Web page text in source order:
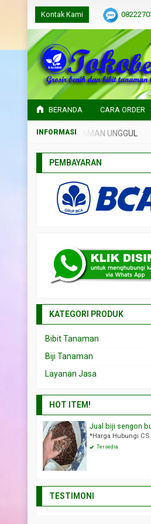
Kontak Kami
BERANDA CARA ORDER
DAN BIBIT TANAMAN UNGGUL
PEMBAYARAN
KATEGORI PRODUK
Bibit Tanaman
Biji Tanaman
Layanan Jasa
HOT ITEM!
sengon buto
Hubungi CS
Jual biji
*Harga
TESTIMONI